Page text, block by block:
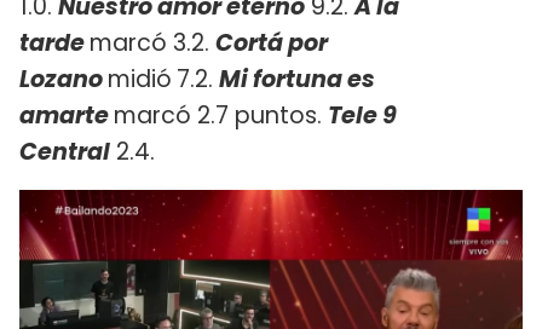
1.0. Nuestro amor eterno 9.2.A la
tardemarcó 3.2. Cortá por
Lozanomidió 7.2. Mi fortuna es
amartemarcó 2.7 puntos. Tele 9
Central 2.4.